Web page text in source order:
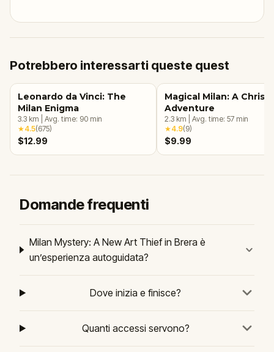
Potrebbero interessarti queste quest
Leonardo da Vinci: The
Milan Enigma
3.3 km Avg. time: 90 min
★4.5(675)
$12.99
Magical Milan: A
Adventure
2.3 km Avg. time: 57 min
★4.9(9)
$9.99
Domande frequenti
Milan Mystery: A New Art Thief in Brera è
un’esperienza autoguidata?
Dove inizia e finisce?
Quanti accessi servono?